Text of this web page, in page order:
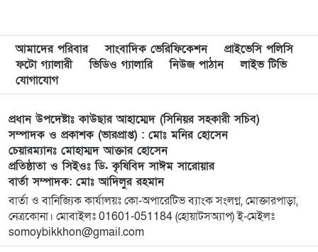
লংগাইরে মোহাইমিনুল ইসলাম জনির সমর্থনে বিশাল
উঠান বৈঠক। যোগ্যতা ও নতুন নেতৃত্বের প্রতীক জনিই
সেরা
৯
মুন্সী ছাবির উদ্দিন আহ্ম্মদ ওয়াক্ ফ এস্টেট লামকাইন
জামে মসজিদের নতুন ব্যবস্থাপনা কমিটি গঠন:
১০
পূর্বধলায় যে বিদ্যালয়ে পড়েছেন, সেই বিদ্যালয়েই এমপি
হিসেবে সংবর্ধিত মানসুরা আলম
১১
বি এনপি নেতা কে মারধর দলিল লেখক রহিছ কে প্রধান
আমাদের পরিবার সাংবাদিক ভেরিফিকেশন
প্রাইভেসি পলিসি
ফটো গ্যালারী
ভিডিও গ্যালারি নিউজ পাঠান
লাইভ টিভি
যোগাযোগ
প্রধান উপদেষ্টাঃ কাউছার আহাম্মেদ (সিনিয়র সহকারী সচিব)
সম্পাদক ও প্রকাশক (ভারপ্রাপ্ত) : মোঃ মনির হোসেন
চেয়ারম্যানঃ মোহাম্মদ আক্তার হোসেন
প্রতিষ্ঠাতা ও সিইওঃ ডি. কৃষিবিদ সাঈম সারোয়ার
বার্তা সম্পাদক: মোঃ আদিলুর রহমান
বার্তা ও বানিজ্যিক কার্যালয়ঃ কো-অপারেটিভ ব্যাংক সংলগ্ন, মোক্তারপাড়া,
নেত্রকোনা। মোবাইলঃ 01601-051184 (হোয়াটসঅ্যাপ) ই-মেইলঃ
somoybikkhon@gmail.com